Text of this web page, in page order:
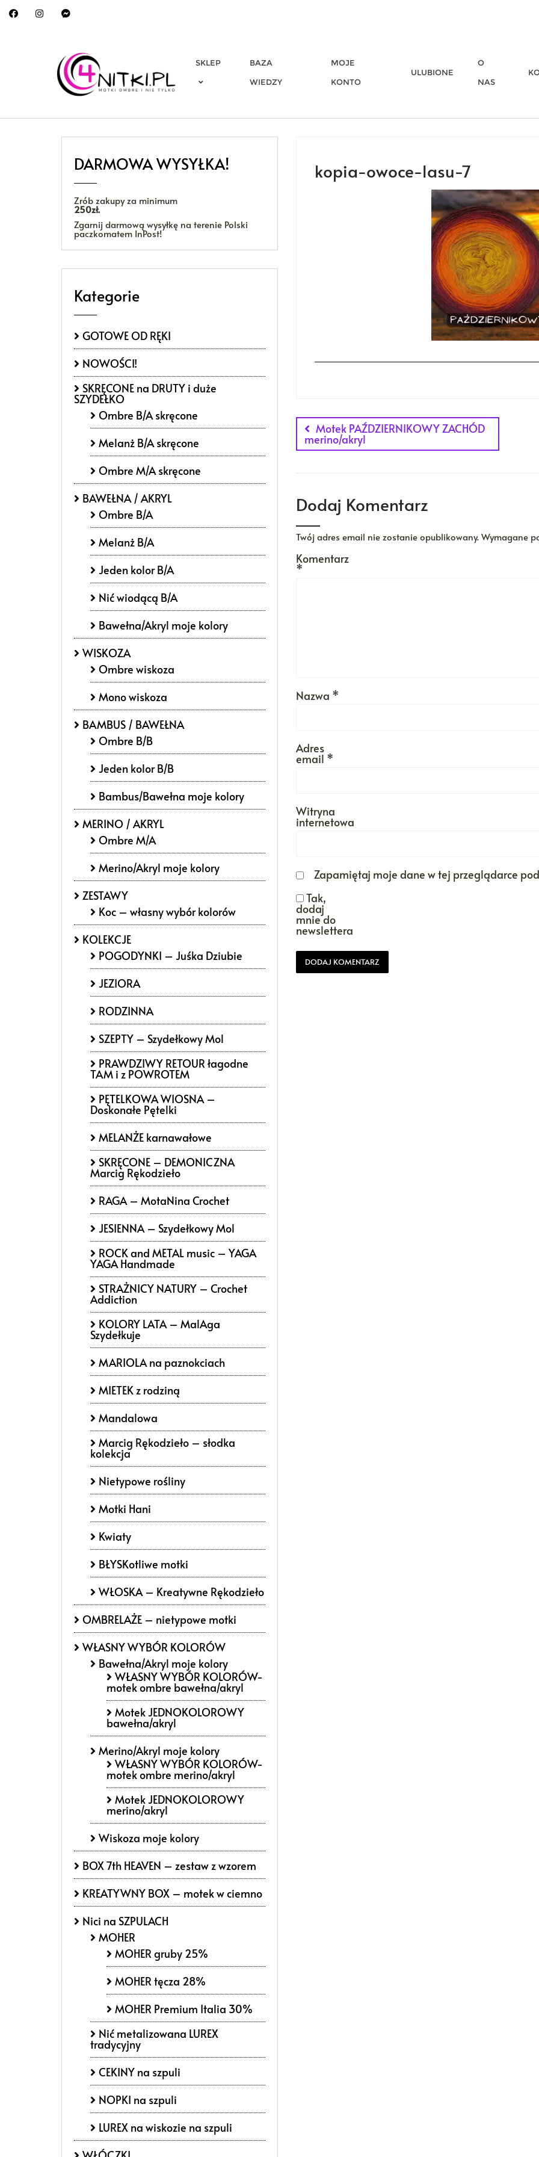
SKLEP
BAZA
WIEDZY
MOJE
KONTO
ULUBIONE
O
NAS
kopia-owoce-lasu-7
Nawigacja
wpisu
Motek PAŹDZIERNIKOWY ZACHÓD
merino/akryl
Dodaj Komentarz
Twój adres email nie zostanie opublikowany.Wymagane
Komentarz
*
Nazwa *
Adres
email *
Witryna
internetowa
Zapamiętaj moje dane w tej przeglądarce
Tak,
dodaj
mnie do
newslettera
DARMOWA WYSYŁKA!
Zrób zakupy za minimum
250zł.
Zgarnij darmową wysyłkę na terenie Polski
paczkomatem InPost!
Kategorie
GOTOWE OD RĘKI
NOWOŚCI!
SKRĘCONE na DRUTY i duże
SZYDEŁKO
Ombre B/A skręcone
Melanż B/A skręcone
Ombre M/A skręcone
BAWEŁNA / AKRYL
Ombre B/A
Melanż B/A
Jeden kolor B/A
Nić wiodącą B/A
Bawełna/Akryl moje kolory
WISKOZA
Ombre wiskoza
Mono wiskoza
BAMBUS / BAWEŁNA
Ombre B/B
Jeden kolor B/B
Bambus/Bawełna moje kolory
MERINO / AKRYL
Ombre M/A
Merino/Akryl moje kolory
ZESTAWY
Koc – własny wybór kolorów
KOLEKCJE
POGODYNKI – Juśka Dziubie
JEZIORA
RODZINNA
SZEPTY – Szydełkowy Mol
PRAWDZIWY RETOUR łagodne
TAM i z POWROTEM
PĘTELKOWA WIOSNA –
Doskonałe Pętelki
MELANŻE karnawałowe
SKRĘCONE – DEMONICZNA
Marcig Rękodzieło
RAGA – MotaNina Crochet
JESIENNA – Szydełkowy Mol
ROCK and METAL music – YAGA
YAGA Handmade
STRAŻNICY NATURY – Crochet
Addiction
KOLORY LATA – MalAga
Szydełkuje
MARIOLA na paznokciach
MIETEK z rodziną
Mandalowa
Marcig Rękodzieło – słodka
kolekcja
Nietypowe rośliny
Motki Hani
Kwiaty
BŁYSKotliwe motki
WŁOSKA – Kreatywne Rękodzieło
OMBRELAŻE – nietypowe motki
WŁASNY WYBÓR KOLORÓW
Bawełna/Akryl moje kolory
WŁASNY WYBÓR KOLORÓW-
motek ombre bawełna/akryl
Motek JEDNOKOLOROWY
bawełna/akryl
Merino/Akryl moje kolory
WŁASNY WYBÓR KOLORÓW-
motek ombre merino/akryl
Motek JEDNOKOLOROWY
merino/akryl
Wiskoza moje kolory
BOX 7th HEAVEN – zestaw z wzorem
KREATYWNY BOX – motek w ciemno
Nici na SZPULACH
MOHER
MOHER gruby 25%
MOHER tęcza 28%
MOHER Premium Italia 30%
Nić metalizowana LUREX
tradycyjny
CEKINY na szpuli
NOPKI na szpuli
LUREX na wiskozie na szpuli